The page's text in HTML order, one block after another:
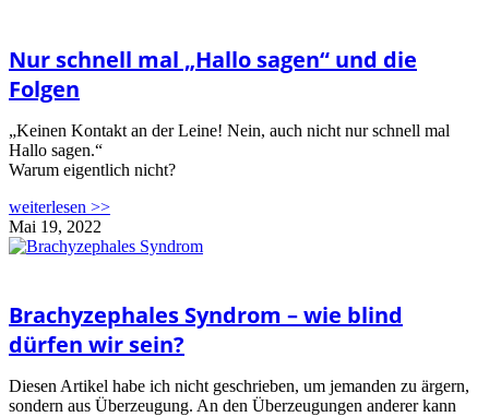
Nur schnell mal „Hallo sagen“ und die
Folgen
„Keinen Kontakt an der Leine! Nein, auch nicht nur schnell mal
Hallo sagen.“
Warum eigentlich nicht?
weiterlesen >>
Mai 19, 2022
Brachyzephales Syndrom – wie blind
dürfen wir sein?
Diesen Artikel habe ich nicht geschrieben, um jemanden zu ärgern,
sondern aus Überzeugung. An den Überzeugungen anderer kann